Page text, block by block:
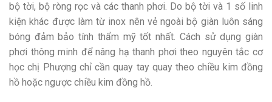
bộ tời, bộ ròng rọc và các thanh phơi. Do bộ tời và 1 số linh
kiện khác được làm từ inox nên vẻ ngoài bộ giàn luôn sáng
bóng đảm bảo tính thẩm mỹ tốt nhất. Cách sử dụng giàn
phơi thông minh để nâng hạ thanh phơi theo nguyên tắc cơ
học chị Phượng chỉ cần quay tay quay theo chiều kim đồng
hồ hoặc ngược chiều kim đồng hồ.